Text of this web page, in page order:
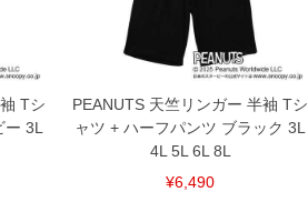
幅/ヒップ/総丈
Tシ
ー 3L
PEANUTS 天竺リンガー 半袖 Tシ
ャツ + ハーフパンツ ブラック 3L
4L 5L 6L 8L
¥6,490